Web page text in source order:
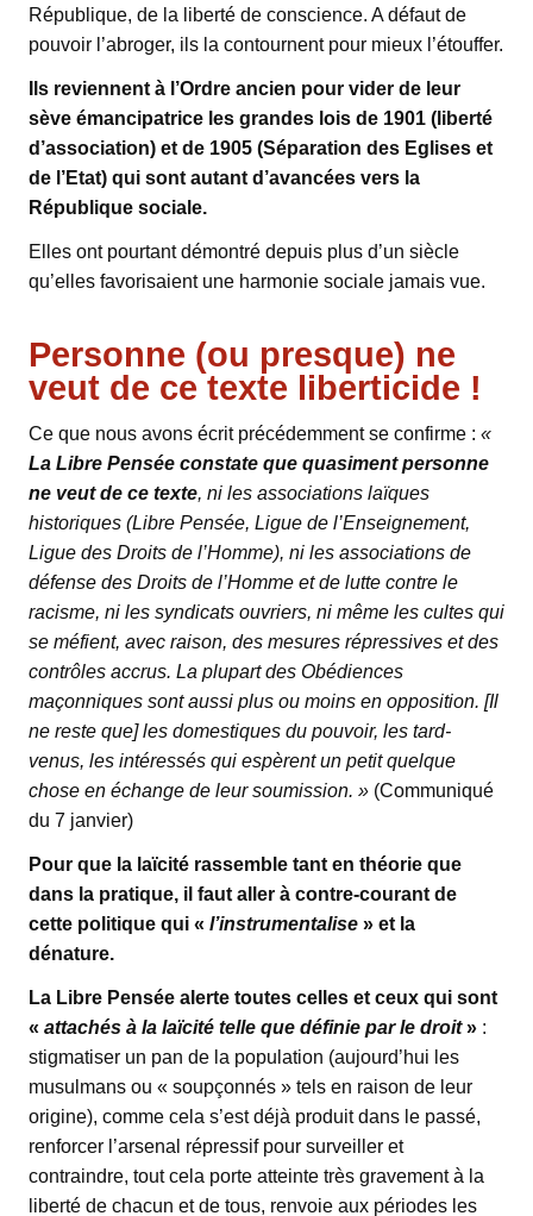
République, de la liberté de conscience. A défaut de
pouvoir l’abroger, ils la contournent pour mieux l’étouffer.
Ils reviennent à l’Ordre ancien pour vider de leur
sève émancipatrice les grandes lois de 1901 (liberté
d’association) et de 1905 (Séparation des Eglises et
de l’Etat) qui sont autant d’avancées vers la
République sociale.
Elles ont pourtant démontré depuis plus d’un siècle
qu’elles favorisaient une harmonie sociale jamais vue.
Personne (ou presque) ne
veut de ce texte liberticide !
Ce que nous avons écrit précédemment se confirme : «
La Libre Pensée constate que quasiment personne
ne veut de ce texte, ni les associations laïques
historiques (Libre Pensée, Ligue de l’Enseignement,
Ligue des Droits de l’Homme), ni les associations de
défense des Droits de l’Homme et de lutte contre le
racisme, ni les syndicats ouvriers, ni même les cultes qui
se méfient, avec raison, des mesures répressives et des
contrôles accrus. La plupart des Obédiences
maçonniques sont aussi plus ou moins en opposition. [Il
ne reste que] les domestiques du pouvoir, les tard-
venus, les intéressés qui espèrent un petit quelque
chose en échange de leur soumission. » (Communiqué
du 7 janvier)
Pour que la laïcité rassemble tant en théorie que
dans la pratique, il faut aller à contre-courant de
cette politique qui « l’instrumentalise » et la
dénature.
La Libre Pensée alerte toutes celles et ceux qui sont
« attachés à la laïcité telle que définie par le droit» :
stigmatiser un pan de la population (aujourd’hui les
musulmans ou « soupçonnés » tels en raison de leur
origine), comme cela s’est déjà produit dans le passé,
renforcer l’arsenal répressif pour surveiller et
contraindre, tout cela porte atteinte très gravement à la
liberté de chacun et de tous, renvoie aux périodes les